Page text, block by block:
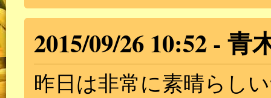
2015/09/26 10:52 青
昨日は非常に素晴らし